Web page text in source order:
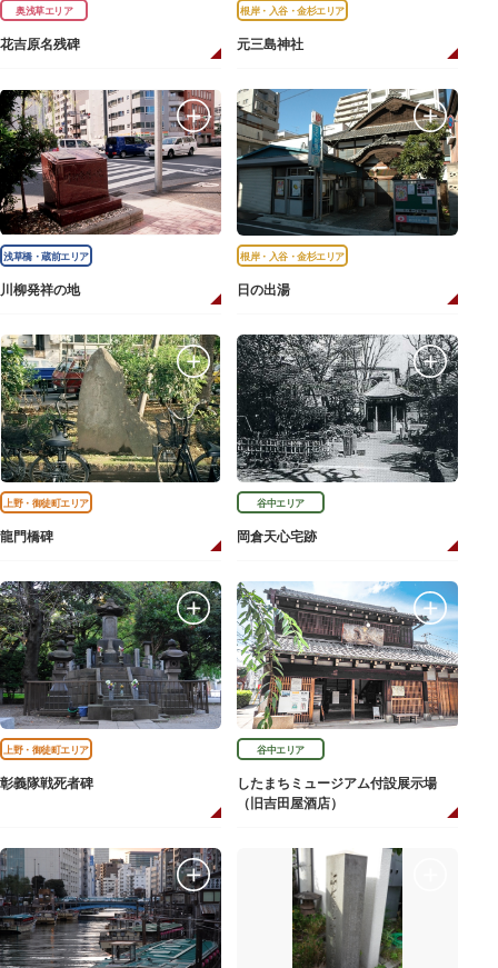
奥浅草エリア
花吉原名残碑
根岸・入谷・金杉エリア
元三島神社
浅草橋・蔵前エリア
川柳発祥の地
根岸・入谷・金杉エリア
日の出湯
上野・御徒町エリア
龍門橋碑
谷中エリア
岡倉天心宅跡
上野・御徒町エリア
彰義隊戦死者碑
谷中エリア
したまちミュージアム付設展示場
（旧吉田屋酒店）